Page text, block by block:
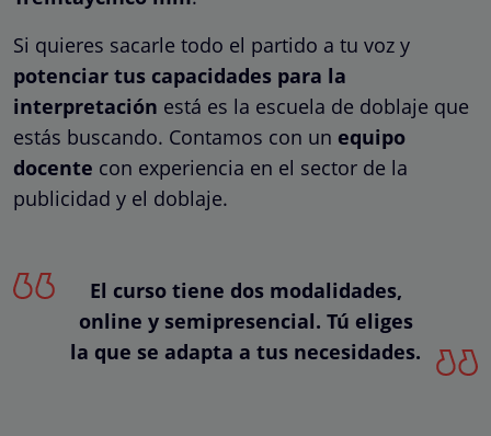
Si quieres sacarle todo el partido a tu voz y
potenciar tus capacidades para la
interpretación está es la escuela de doblaje que
estás buscando. Contamos con un equipo
docente con experiencia en el sector de la
publicidad y el doblaje.
El curso tiene dos modalidades,
online y semipresencial. Tú eliges
la que se adapta a tus necesidades.